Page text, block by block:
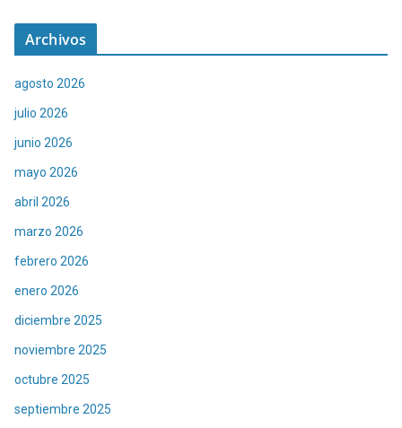
Archivos
agosto 2026
julio 2026
junio 2026
mayo 2026
abril 2026
marzo 2026
febrero 2026
enero 2026
diciembre 2025
noviembre 2025
octubre 2025
septiembre 2025